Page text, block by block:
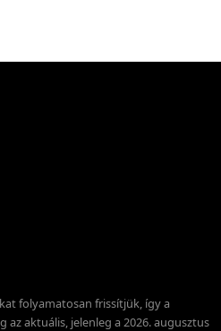
folyamatosan frissítjük, így a
aktuális, jelenleg a 2026. augusztus